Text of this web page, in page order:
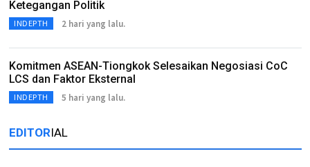
Ketegangan Politik
INDEPTH 2 hari yang lalu.
Komitmen ASEAN-Tiongkok Selesaikan Negosiasi CoC
LCS dan Faktor Eksternal
INDEPTH 5 hari yang lalu.
EDITORIAL